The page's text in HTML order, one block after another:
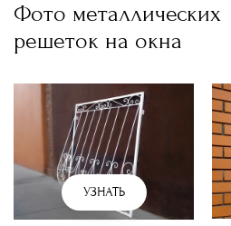
Фото металлических
решеток на окна
УЗНАТЬ